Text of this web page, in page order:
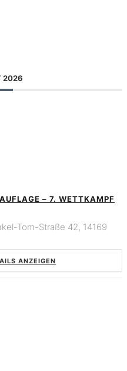
2026
– 7. WETTKAMPF
Tom-Straße 42, 14169
ANZEIGEN